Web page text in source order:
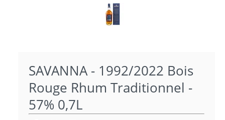
SAVANNA - 1992/2022 Bois
Rouge Rhum Traditionnel -
57% 0,7L